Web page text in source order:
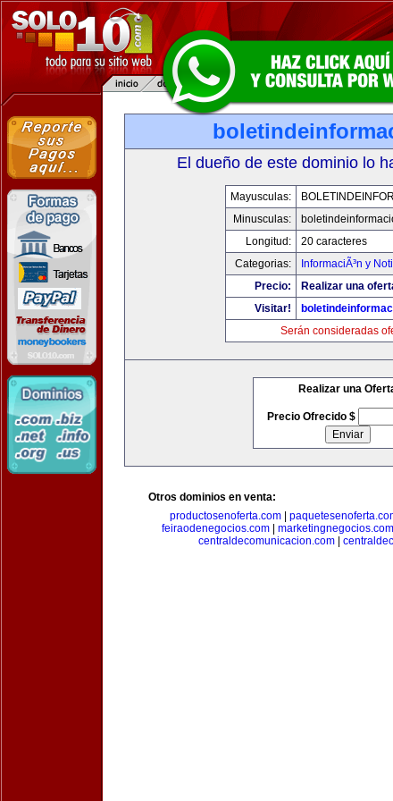
El dueño de este dominio lo
Mayusculas:
Minusculas:
Longitud:
20 caracteres
Categorias:
InformaciÃ³n y
Precio:
Realizar una
Visitar!
Serán consideradas
Realizar una
Precio Ofrecido $
Otros dominios en venta:
productosenoferta.com|
feiraodenegocios.com
marketingnegocios.com
centraldecomunicacion.com